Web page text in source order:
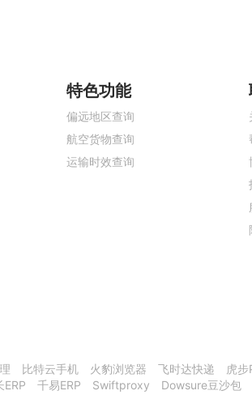
特色功能
偏远地区查询
航空货物查询
运输时效查询
比特云手机 火豹浏览器 飞时达快递
虎步
ERP 千易ERP Swiftproxy
Dowsure豆沙包